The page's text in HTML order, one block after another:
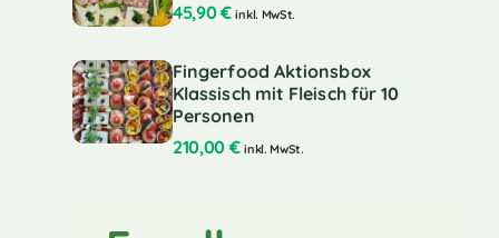
45,90€ inkl. MwSt.
Fingerfood Aktionsbox
Klassisch mit Fleisch für 10
Personen
210,00 € inkl. MwSt.